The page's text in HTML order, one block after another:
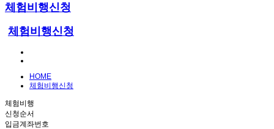
체험비행신청
체험비행신청
HOME
체험비행신청
체험비행
신청순서
입금계좌번호